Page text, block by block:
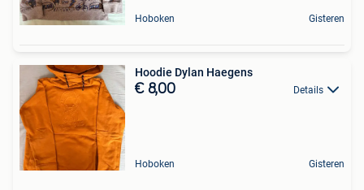
Hoboken Gisteren
Hoodie Dylan Haegens
€ 8,00 Details
Hoboken Gisteren